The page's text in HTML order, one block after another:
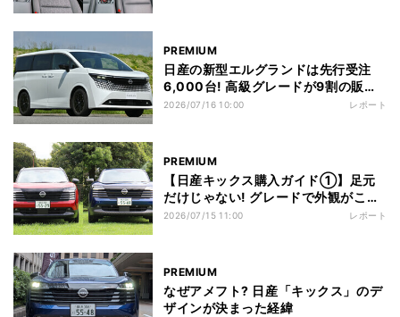
PREMIUM
日産の新型エルグランドは先行受注
6,000台! 高級グレードが9割の販売
状況を確認
2026/07/16 10:00 レポート
PREMIUM
【日産キックス購入ガイド①】足元
だけじゃない! グレードで外観がここ
まで違う
2026/07/15 11:00 レポート
PREMIUM
なぜアメフト? 日産「キックス」のデ
ザインが決まった経緯